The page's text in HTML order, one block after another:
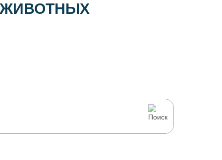
ЖИВОТНЫХ